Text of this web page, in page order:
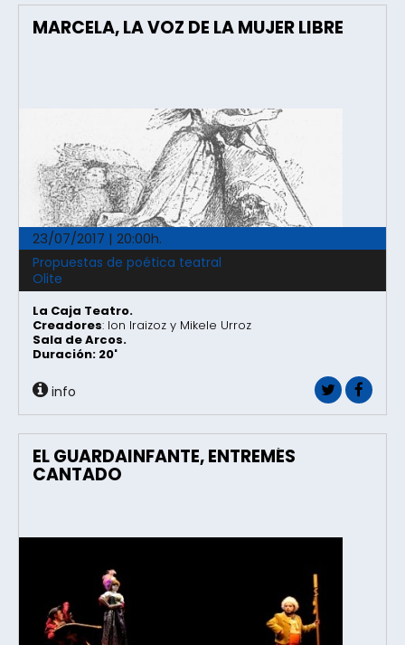
MARCELA, LA VOZ DE LA MUJER LIBRE
23/07/2017 | 20:00h.
Propuestas de poética teatral
Olite
La Caja Teatro.
Creadores: Ion Iraizoz y Mikele Urroz
Sala de Arcos.
Duración: 20'
info
EL GUARDAINFANTE, ENTREMÉS
CANTADO